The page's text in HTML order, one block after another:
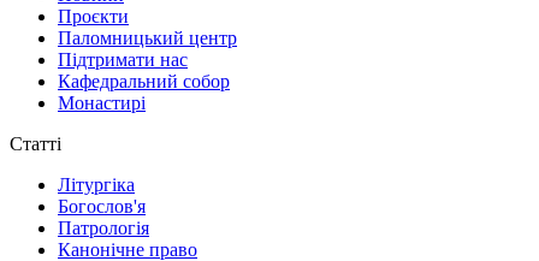
Проєкти
Паломницький центр
Підтримати нас
Кафедральний собор
Монастирі
Статті
Літургіка
Богослов'я
Патрологія
Канонічне право